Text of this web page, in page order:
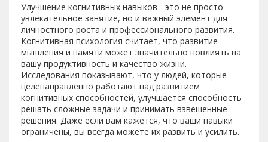
Улучшение когнитивных навыков - это не просто
увлекательное занятие, но и важный элемент для
личностного роста и профессионального развития.
Когнитивная психология считает, что развитие
мышления и памяти может значительно повлиять на
вашу продуктивность и качество жизни.
Исследования показывают, что у людей, которые
целенаправленно работают над развитием
когнитивных способностей, улучшается способность
решать сложные задачи и принимать взвешенные
решения. Даже если вам кажется, что ваши навыки
ограничены, вы всегда можете их развить и усилить.